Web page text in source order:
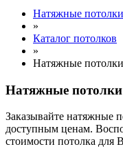
Натяжные потолки
»
Каталог потолков
»
Натяжные
Натяжные
Заказывайте натяжные
доступным ценам.
стоимости потолка